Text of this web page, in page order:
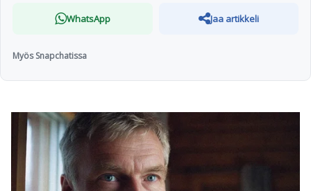
WhatsApp Jaa artikkeli
Myös Snapchatissa